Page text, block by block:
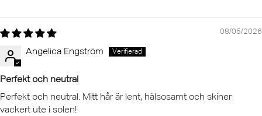
08/05/2026
Angelica Engström
Perfekt och neutral
Perfekt och neutral. Mitt hår är lent, hälsosamt och skiner
vackert ute i solen!